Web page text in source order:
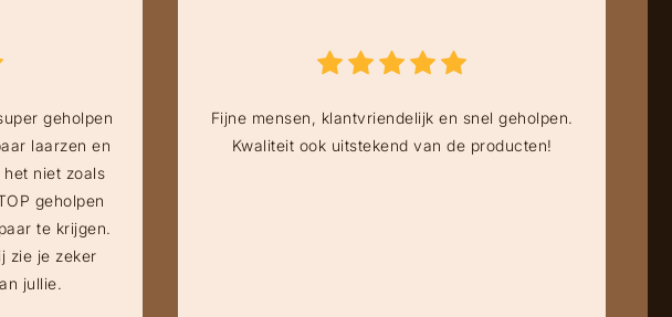
geholpen
laarzen en
niet zoals
geholpen
te krijgen.
zie je zeker
jullie.
Fijne mensen, klantvriendelijk en snel geholpen.
Kwaliteit ook uitstekend van de producten!